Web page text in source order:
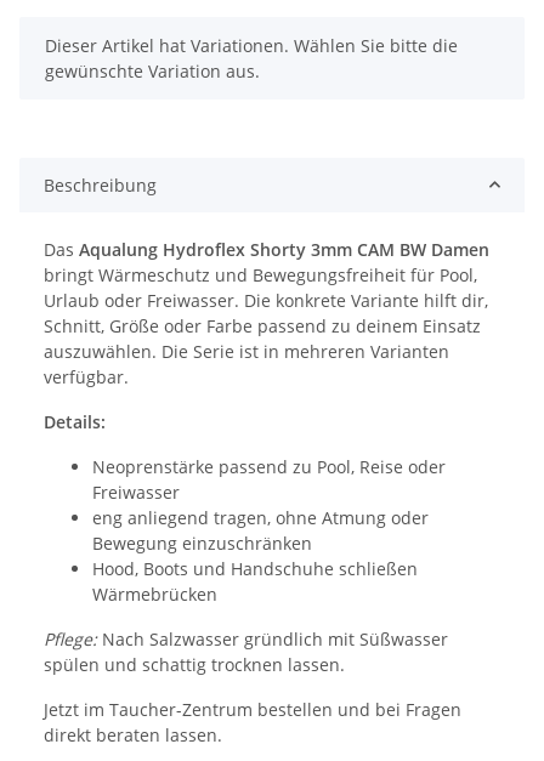
x
Dieser Artikel hat Variationen. Wählen Sie bitte die
gewünschte Variation aus.
Beschreibung
Das Aqualung Hydroflex Shorty 3mm CAM BW Damen
bringt Wärmeschutz und Bewegungsfreiheit für Pool,
Urlaub oder Freiwasser. Die konkrete Variante hilft dir,
Schnitt, Größe oder Farbe passend zu deinem Einsatz
auszuwählen. Die Serie ist in mehreren Varianten
verfügbar.
Details:
Neoprenstärke passend zu Pool, Reise oder
Freiwasser
eng anliegend tragen, ohne Atmung oder
Bewegung einzuschränken
Hood, Boots und Handschuhe schließen
Wärmebrücken
Pflege:Nach Salzwasser gründlich mit Süßwasser
spülen und schattig trocknen lassen.
Jetzt im Taucher-Zentrum bestellen und bei Fragen
direkt beraten lassen.